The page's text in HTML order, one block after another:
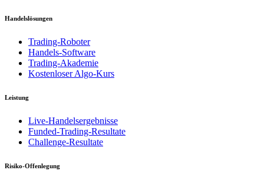
Handelslösungen
Trading-Roboter
Handels-Software
Trading-Akademie
Kostenloser Algo-Kurs
Leistung
Live-Handelsergebnisse
Funded-Trading-Resultate
Challenge-Resultate
Risiko-Offenlegung